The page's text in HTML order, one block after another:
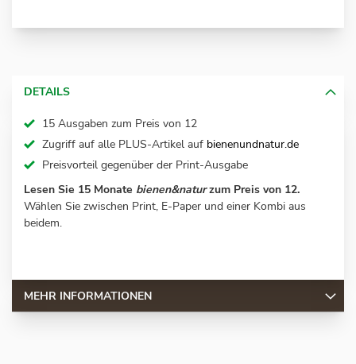
DETAILS
15 Ausgaben zum Preis von 12
Zugriff auf alle PLUS-Artikel auf bienenundnatur.de
Preisvorteil gegenüber der Print-Ausgabe
Lesen Sie 15 Monate bienen&naturzum Preis von 12.
Wählen Sie zwischen Print, E-Paper und einer Kombi aus
beidem.
MEHR INFORMATIONEN